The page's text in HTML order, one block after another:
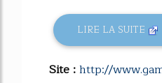
LIRE LA SUITE
Site :http://